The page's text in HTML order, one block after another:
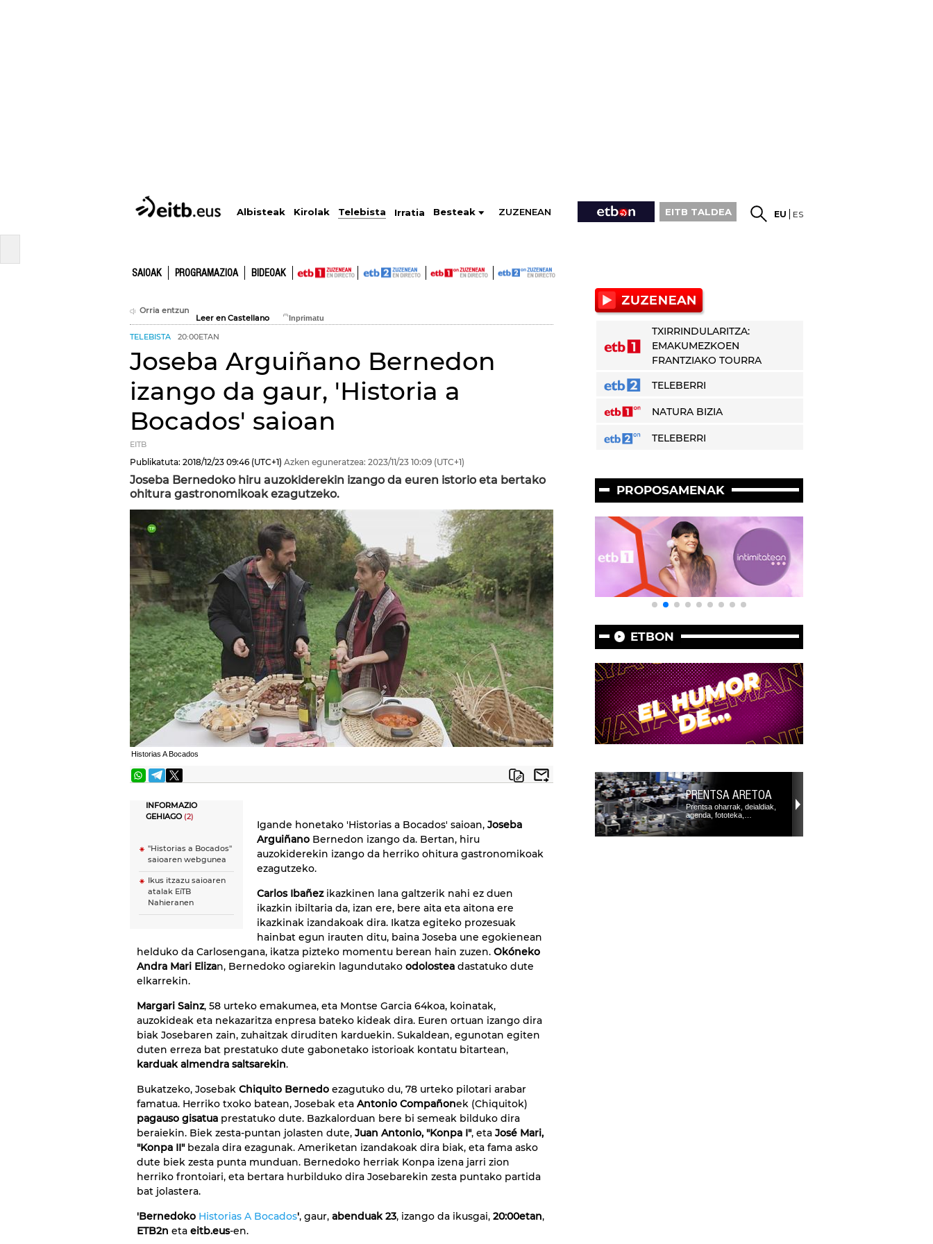
Albisteak Kirolak Telebista Irratia Besteak ZUZENEAN EITB TALDEA EU ES
SAIOAK PROGRAMAZIOA BIDEOAK
Orria entzun
Leer en Castellano
TELEBISTA 20:00ETAN
Joseba Arguiñano Bernedon
izango da gaur, 'Historia a
Bocados' saioan
EITB
Publikatuta: 2018/12/23 09:46 (UTC+1) Azken eguneratzea: 2023/11/23 10:09 (UTC+1)
Joseba Bernedoko hiru auzokiderekin izango da euren istorio eta bertako
ohitura gastronomikoak ezagutzeko.
Historias A Bocados
INFORMAZIO
GEHIAGO(2)
''Historias a Bocados''
saioaren webgunea
Ikus itzazu saioaren
atalak EiTB
Nahieranen
Igande honetako 'Historias a Bocados' saioan, Joseba
Arguiñano Bernedon izango da. Bertan, hiru
auzokiderekin izango da herriko ohitura gastronomikoak
ezagutzeko.
Carlos Ibañezikazkinen lana galtzerik nahi ez duen
ikazkin ibiltaria da, izan ere, bere aita eta aitona ere
ikazkinak izandakoak dira. Ikatza egiteko prozesuak
hainbat egun irauten ditu, baina Joseba une egokienean
helduko da Carlosengana, ikatza pizteko momentu berean hain zuzen. Okóneko
Andra Mari Elizan, Bernedoko ogiarekin lagundutako odolostea dastatuko dute
elkarrekin.
Margari Sainz, 58 urteko emakumea, eta Montse Garcia 64koa, koinatak,
auzokideak eta nekazaritza enpresa bateko kideak dira. Euren ortuan izango dira
biak Josebaren zain, zuhaitzak diruditen karduekin. Sukaldean, egunotan egiten
duten erreza bat prestatuko dute gabonetako istorioak kontatu bitartean,
karduak almendra saltsarekin.
Bukatzeko, Josebak Chiquito Bernedo ezagutuko du, 78 urteko pilotari arabar
famatua. Herriko txoko batean, Josebak eta Antonio Compañonek (Chiquitok)
pagauso gisatua prestatuko dute. Bazkalorduan bere bi semeak bilduko dira
beraiekin. Biek zesta-puntan jolasten dute, Juan Antonio, "Konpa I", eta José Mari,
"Konpa II"bezala dira ezagunak. Ameriketan izandakoak dira biak, eta fama asko
dute biek zesta punta munduan. Bernedoko herriak Konpa izena jarri zion
herriko frontoiari, eta bertara hurbilduko dira Josebarekin zesta puntako partida
bat jolastera.
'Bernedoko Historias A Bocados', gaur, abenduak 23, izango da ikusgai, 20:00etan,
ETB2n eta eitb.eus-en.
TXIRRINDULARITZA:
EMAKUMEZKOEN
FRANTZIAKO TOURRA
TELEBERRI
NATURA BIZIA
TELEBERRI
PROPOSAMENAK
ETBON
PRENTSA ARETOA
Prentsa oharrak, deialdiak,
agenda, fototeka,…